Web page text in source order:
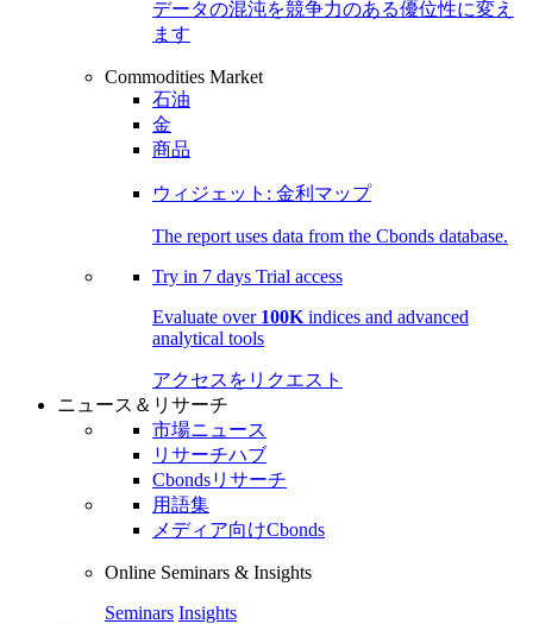
データの混沌を競争力のある優位性に変え
ます
Commodities Market
石油
金
商品
ウィジェット: 金利マップ
The report uses data from the Cbonds database.
Try in 7 days Trial access
Evaluate over 100K indices and advanced
analytical tools
アクセスをリクエスト
ニュース＆リサーチ
市場ニュース
リサーチハブ
Cbondsリサーチ
用語集
メディア向けCbonds
Online Seminars & Insights
Seminars Insights